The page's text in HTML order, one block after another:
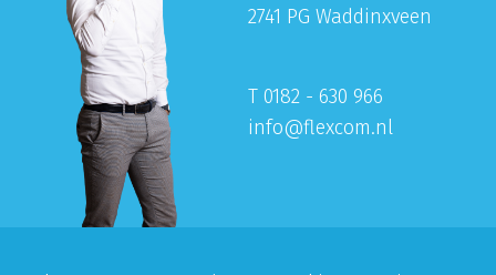
2741 PG Waddinxveen
T 0182 - 630 966
info@flexcom.nl